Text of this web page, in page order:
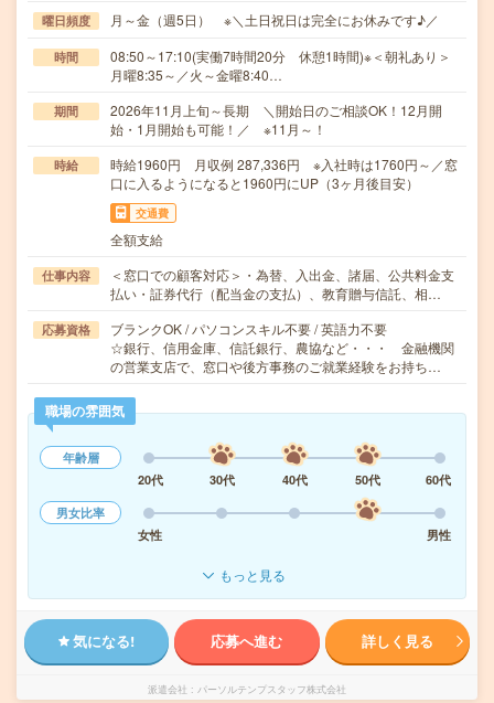
曜日頻度 月～金（週5日） ※＼土日祝日は完全にお休みです♪／
時間
08:50～17:10(実働7時間20分 休憩1時間)※＜朝礼あり＞
月曜8:35～／火～金曜8:40…
期間
2026年11月上旬～長期 ＼開始日のご相談OK！12月開
始・1月開始も可能！／ ※11月～！
時給
時給1960円 月収例 287,336円 ※入社時は1760円～／窓
口に入るようになると1960円にUP（3ヶ月後目安）
交通費
全額支給
仕事内容
＜窓口での顧客対応＞・為替、入出金、諸届、公共料金支
払い・証券代行（配当金の支払）、教育贈与信託、相…
応募資格
ブランクOK / パソコンスキル不要 / 英語力不要
☆銀行、信用金庫、信託銀行、農協など・・・ 金融機関
の営業支店で、窓口や後方事務のご就業経験をお持ち…
職場の雰囲気
年齢層
20代
30代 40代 50代
60代
男女比率
女性
男性
もっと見る
気になる! 応募へ進む 詳しく見る
派遣会社 パーソルテンプスタッフ株式会社